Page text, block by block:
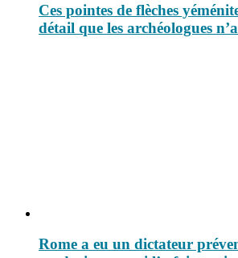
Ces pointes de flèches
détail que les archéologues
Rome a eu un dictateur